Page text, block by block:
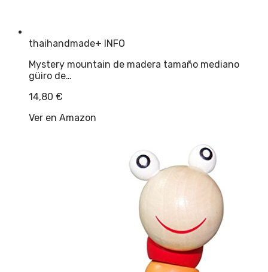
thaihandmade+ INFO
Mystery mountain de madera tamaño mediano
güiro de…
14,80 €
Ver en Amazon